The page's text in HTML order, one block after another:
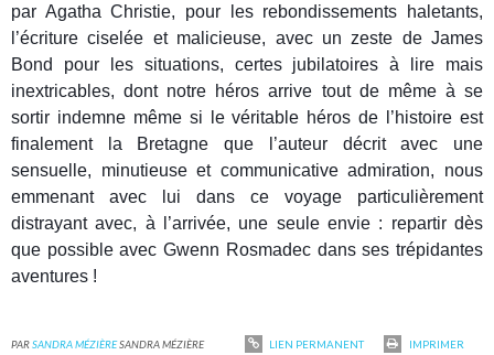
par Agatha Christie, pour les rebondissements haletants,
l’écriture ciselée et malicieuse, avec un zeste de James
Bond pour les situations, certes jubilatoires à lire mais
inextricables, dont notre héros arrive tout de même à se
sortir indemne même si le véritable héros de l’histoire est
finalement la Bretagne que l’auteur décrit avec une
sensuelle, minutieuse et communicative admiration, nous
emmenant avec lui dans ce voyage particulièrement
distrayant avec, à l’arrivée, une seule envie : repartir dès
que possible avec Gwenn Rosmadec dans ses trépidantes
aventures !
PARSANDRA MÉZIÈRESANDRA MÉZIÈRE LIEN PERMANENT
IMPRIMER